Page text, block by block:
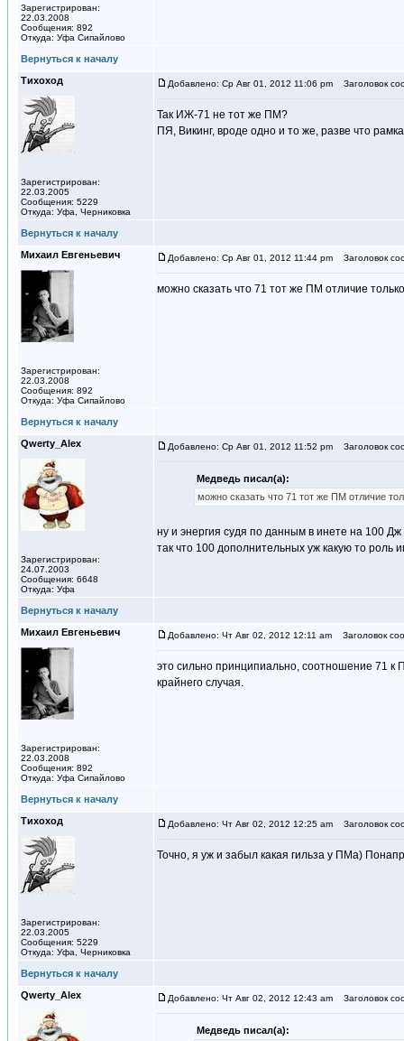
Зарегистрирован:
22.03.2008
Сообщения: 892
Откуда: Уфа Сипайлово
Вернуться к началу
Тихоход
Зарегистрирован:
22.03.2005
Сообщения: 5229
Откуда: Уфа, Черниковка
Добавлено: Ср Авг 01, 2012 11:06 pm Заголовок
Так ИЖ-71 не тот же ПМ?
ПЯ, Викинг, вроде одно и то же, разве что
Вернуться к началу
Михаил Евгеньевич
Зарегистрирован:
22.03.2008
Сообщения: 892
Откуда: Уфа Сипайлово
Добавлено: Ср Авг 01, 2012 11:44 pm Заголовок
можно сказать что 71 тот же ПМ отличие
Вернуться к началу
Qwerty_Alex
Зарегистрирован:
24.07.2003
Сообщения: 6648
Откуда: Уфа
Добавлено: Ср Авг 01, 2012 11:52 pm Заголовок
Медведь писал(а):
можно сказать что 71 тот же ПМ отличие
ну и энергия судя по данным в инете на 100
так что 100 дополнительных уж какую то роль
Вернуться к началу
Михаил Евгеньевич
Зарегистрирован:
22.03.2008
Сообщения: 892
Откуда: Уфа Сипайлово
Добавлено: Чт Авг 02, 2012 12:11 am Заголовок
это сильно принципиально, соотношение 71 к
крайнего случая.
Вернуться к началу
Тихоход
Зарегистрирован:
22.03.2005
Сообщения: 5229
Откуда: Уфа, Черниковка
Добавлено: Чт Авг 02, 2012 12:25 am Заголовок
Точно, я уж и забыл какая гильза у ПМа)
Вернуться к началу
Qwerty_Alex
Добавлено: Чт Авг 02, 2012 12:43 am Заголовок
Медведь писал(а):